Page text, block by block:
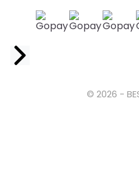
© 2026 -